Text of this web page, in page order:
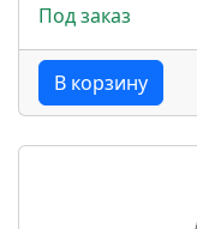
Под заказ
В корзину